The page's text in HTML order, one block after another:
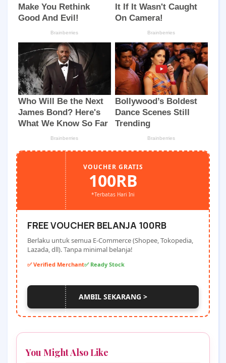
VOUCHER GRATIS
100RB
*Terbatas Hari Ini
FREE VOUCHER BELANJA 100RB
Berlaku untuk semua E-Commerce (Shopee, Tokopedia,
Lazada, dll). Tanpa minimal belanja!
✅ Verified Merchant✅ Ready Stock
AMBIL SEKARANG >
You Might Also Like